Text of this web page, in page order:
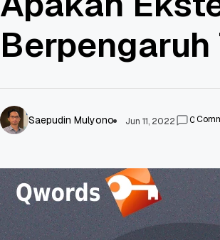
Berpengaruh
Saepudin Mulyono Jun 11, 2022 0